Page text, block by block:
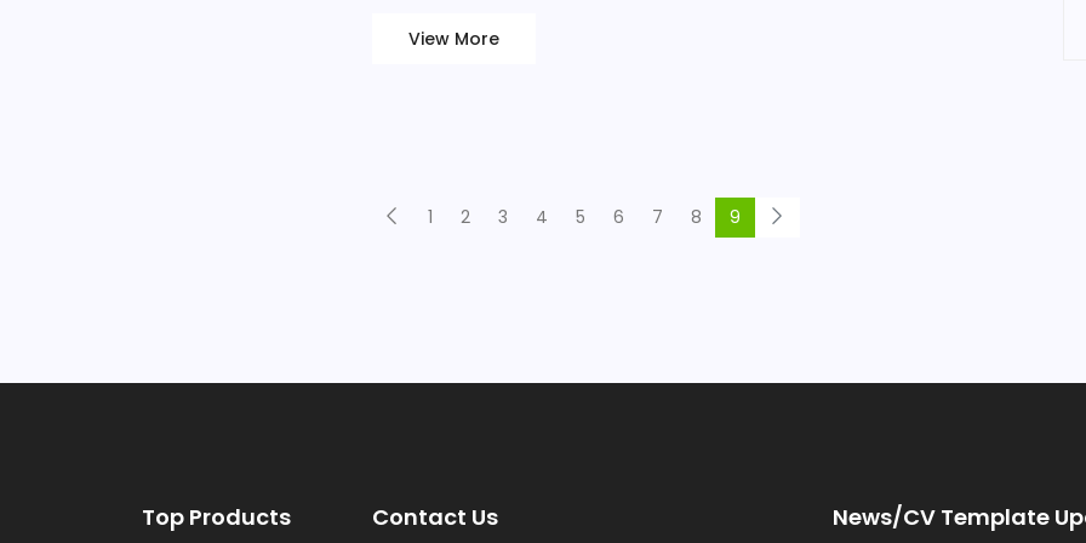
View More
1 2 3 4 5 6 7 8 9
Top Products Contact Us News/CV Template